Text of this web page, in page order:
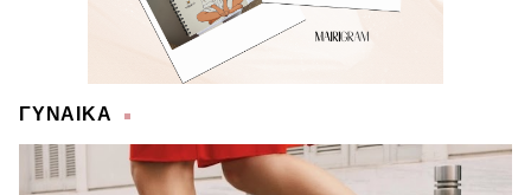
ΓΥΝΑΙΚΑ